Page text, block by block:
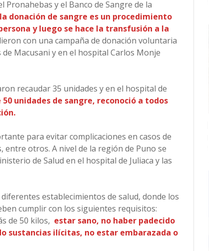
Pronahebas y el Banco de Sangre de la
donación de sangre es un procedimiento
y luego se hace la transfusión a la
con una campaña de donación voluntaria
Macusani y en el hospital Carlos Monje
recaudar 35 unidades y en el hospital de
unidades de sangre, reconoció a todos
para evitar complicaciones en casos de
otros. A nivel de la región de Puno se
de Salud en el hospital de Juliaca y las
establecimientos de salud, donde los
cumplir con los siguientes requisitos:
de 50 kilos, estar sano, no haber padecido
sustancias ilícitas, no estar embarazada o